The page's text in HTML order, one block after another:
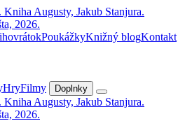
PoukážkyKnižný blogKontakt
HryFilmy Doplnky